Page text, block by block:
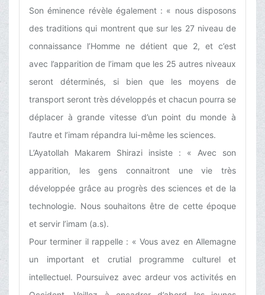
Son éminence révèle également : « nous disposons
des traditions qui montrent que sur les 27 niveau de
connaissance l’Homme ne détient que 2, et c’est
avec l’apparition de l’imam que les 25 autres niveaux
seront déterminés, si bien que les moyens de
transport seront très développés et chacun pourra se
déplacer à grande vitesse d’un point du monde à
l’autre et l’imam répandra lui-même les sciences.
L’Ayatollah Makarem Shirazi insiste : « Avec son
apparition, les gens connaitront une vie très
développée grâce au progrès des sciences et de la
technologie. Nous souhaitons être de cette époque
et servir l’imam (a.s).
Pour terminer il rappelle : « Vous avez en Allemagne
un important et crutial programme culturel et
intellectuel. Poursuivez avec ardeur vos activités en